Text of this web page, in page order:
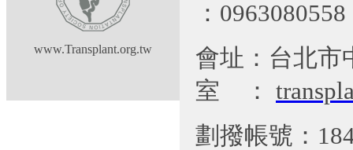
www.Transplant.org.tw
：
會址：台北市
室
：
劃撥帳號：